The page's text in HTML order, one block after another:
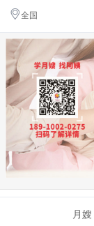
全国
月嫂